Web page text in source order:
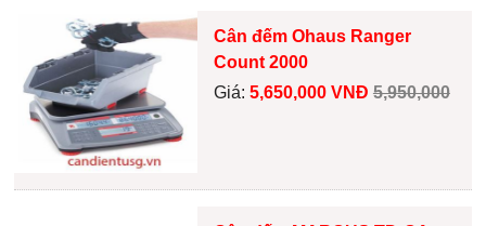
Cân đếm Ohaus Ranger
Count 2000
Giá: 5,650,000 VNĐ 5,950,000